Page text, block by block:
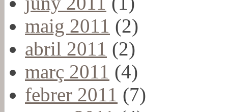
maig 2011 (2)
abril 2011 (2)
març 2011 (4)
febrer 2011 (7)